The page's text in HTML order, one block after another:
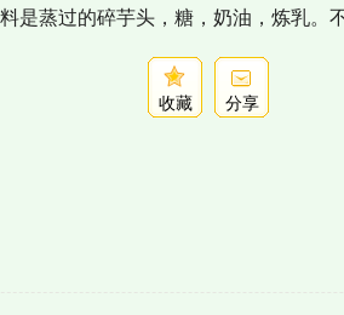
是蒸过的碎芋头，糖，奶油，炼乳。
收藏 分享